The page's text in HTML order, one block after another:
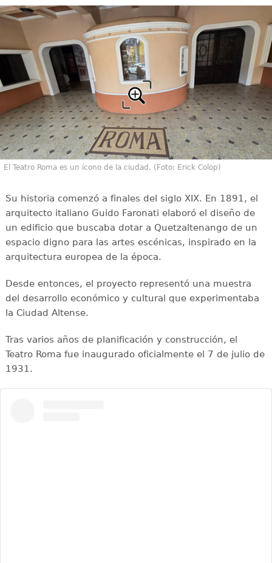
El Teatro Roma es un ícono de la ciudad. (Foto: Erick Colop)
Su historia comenzó a finales del siglo XIX. En 1891, el
arquitecto italiano Guido Faronati elaboró el diseño de
un edificio que buscaba dotar a Quetzaltenango de un
espacio digno para las artes escénicas, inspirado en la
arquitectura europea de la época.
Desde entonces, el proyecto representó una muestra
del desarrollo económico y cultural que experimentaba
la Ciudad Altense.
Tras varios años de planificación y construcción, el
Teatro Roma fue inaugurado oficialmente el 7 de julio de
1931.